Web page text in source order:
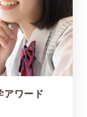
アワード